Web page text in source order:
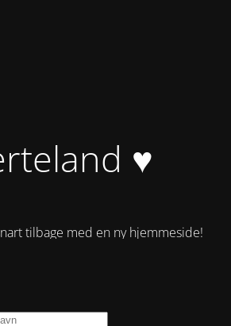
♥
tilbage med en ny hjemmeside!